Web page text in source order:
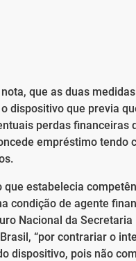
que as duas
dispositivo que previa
perdas financeiras
empréstimo tendo
estabelecia
condição de agente
Nacional da Secretaria
“por contrariar o
dispositivo, pois não